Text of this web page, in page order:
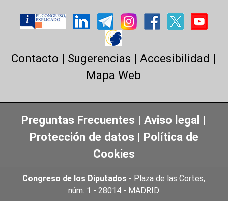
Contacto | Sugerencias |Accesibilidad |
Mapa Web
Preguntas Frecuentes | Aviso legal |
Protección de datos | Política de
Cookies
Congreso de los Diputados - Plaza de las Cortes,
núm. 1 - 28014 - MADRID